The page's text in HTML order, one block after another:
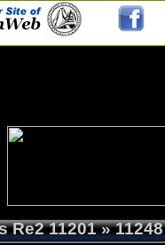
Re2 11201»11248